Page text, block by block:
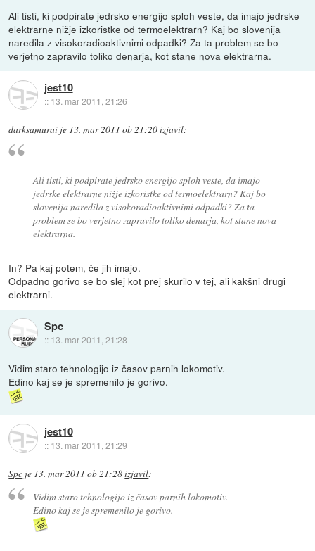
Ali tisti, ki podpirate jedrsko energijo sploh veste, da imajo jedrske
elektrarne nižje izkoristke od termoelektrarn? Kaj bo slovenija
naredila z visokoradioaktivnimi odpadki? Za ta problem se bo
verjetno zapravilo toliko denarja, kot stane nova elektrarna.
jest10
:: 13. mar 2011, 21:26
darksamurai je 13. mar 2011 ob 21:20izjavil:
Ali tisti, ki podpirate jedrsko energijo sploh veste, da imajo
jedrske elektrarne nižje izkoristke od termoelektrarn? Kaj bo
slovenija naredila z visokoradioaktivnimi odpadki? Za ta
problem se bo verjetno zapravilo toliko denarja, kot stane nova
elektrarna.
In? Pa kaj potem, če jih imajo.
Odpadno gorivo se bo slej kot prej skurilo v tej, ali kakšni drugi
elektrarni.
Spc
:: 13. mar 2011, 21:28
Vidim staro tehnologijo iz časov parnih lokomotiv.
Edino kaj se je spremenilo je gorivo.
jest10
:: 13. mar 2011, 21:29
Spc je 13. mar 2011 ob 21:28izjavil:
Vidim staro tehnologijo iz časov parnih lokomotiv.
Edino kaj se je spremenilo je gorivo.